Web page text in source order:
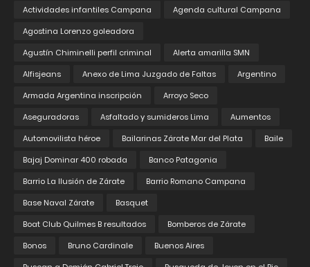
Actividades infantiles Campana
Agenda cultural Campana
Agostina Lorenzo goleadora
Agustín Chiminelli perfil criminal
Alerta amarilla SMN
Alfisjeans
Anexo de Lima Juzgado de Faltas
Argentino
Armada Argentina inscripción
Arroyo Seco
Aseguradoras
Asfaltado y sumideros Lima
Aumentos
Automovilista héroe
Bailarinas Zárate Mar del Plata
Baile
Bajaj Dominar 400 robada
Banco Patagonia
Barrio La Ilusión de Zárate
Barrio Romano Campana
Base Naval Zárate
Basquet
Boat Club Quilmes B resultados
Bomberos de Zárate
Bonos
Bruno Cardinale
Buenos Aires